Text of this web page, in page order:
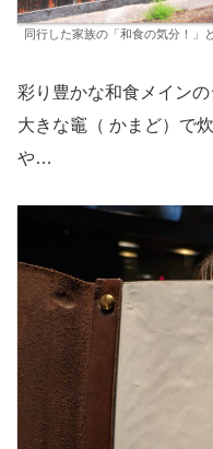
同行した家族の「和食の気分！」
彩り豊かな和食メイン
大きな竈（ かまど）で
や…